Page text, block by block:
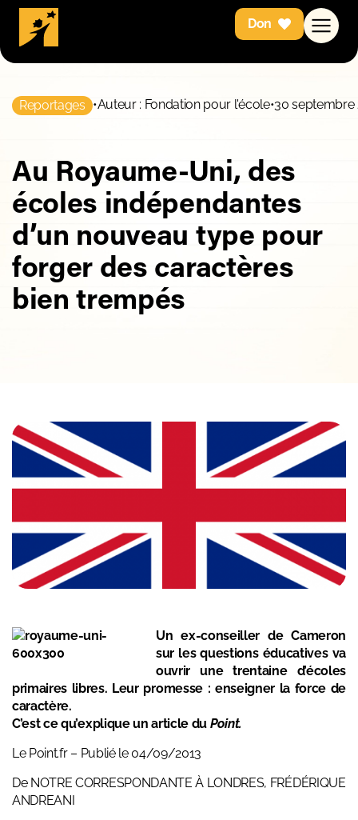
Don
Reportages •Auteur : Fondation pour l'école•30 septembre
Au Royaume-Uni, des
écoles indépendantes
d’un nouveau type pour
forger des caractères
bien trempés
Un ex-conseiller de Cameron
sur les questions éducatives va
ouvrir une trentaine d’écoles
primaires libres. Leur promesse : enseigner la force de
caractère.
C’est ce qu’explique un article du Point.
Le Point.fr – Publié le 04/09/2013
De NOTRE CORRESPONDANTE À LONDRES, FRÉDÉRIQUE
ANDREANI